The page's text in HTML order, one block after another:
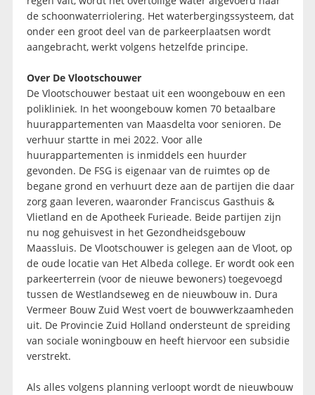
de schoonwaterriolering. Het waterbergingssysteem, dat
onder een groot deel van de parkeerplaatsen wordt
aangebracht, werkt volgens hetzelfde principe.
Over De Vlootschouwer
De Vlootschouwer bestaat uit een woongebouw en een
polikliniek. In het woongebouw komen 70 betaalbare
huurappartementen van Maasdelta voor senioren. De
verhuur startte in mei 2022. Voor alle
huurappartementen is inmiddels een huurder
gevonden. De FSG is eigenaar van de ruimtes op de
begane grond en verhuurt deze aan de partijen die daar
zorg gaan leveren, waaronder Franciscus Gasthuis &
Vlietland en de Apotheek Furieade. Beide partijen zijn
nu nog gehuisvest in het Gezondheidsgebouw
Maassluis. De Vlootschouwer is gelegen aan de Vloot, op
de oude locatie van Het Albeda college. Er wordt ook een
parkeerterrein (voor de nieuwe bewoners) toegevoegd
tussen de Westlandseweg en de nieuwbouw in. Dura
Vermeer Bouw Zuid West voert de bouwwerkzaamheden
uit. De Provincie Zuid Holland ondersteunt de spreiding
van sociale woningbouw en heeft hiervoor een subsidie
verstrekt.
Als alles volgens planning verloopt wordt de nieuwbouw